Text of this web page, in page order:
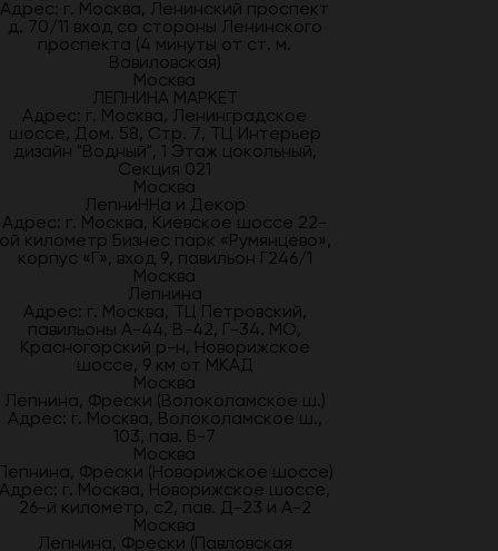
Адрес: г. Москва, Ленинский проспект
д. 70/11 вход со стороны Ленинского
проспекта (4 минуты от ст. м.
Вавиловская)
Москва
ЛЕПНИНА МАРКЕТ
Адрес: г. Москва, Ленинградское
шоссе, Дом. 58, Стр. 7, ТЦ Интерьер
дизайн "Водный", 1 Этаж цокольный,
Секция 021
Москва
ЛепниННа и Декор
Адрес: г. Москва, Киевское шоссе 22-
километр Бизнес парк «Румянцево»,
корпус «Г», вход 9, павильон Г246/1
Москва
Лепнина
Адрес: г. Москва, ТЦ Петровский,
павильоны А-44, В-42, Г-34. МО,
Красногорский р-н, Новорижское
шоссе, 9 км от МКАД
Москва
Лепнина, Фрески (Волоколамское ш.)
Адрес: г. Москва, Волоколамское ш.,
103, пав. Б-7
Москва
Фрески (Новорижское шоссе)
Адрес: г. Москва, Новорижское шоссе,
26-й километр, с2, пав. Д-23 и А-2
Москва
Лепнина, Фрески (Павловская